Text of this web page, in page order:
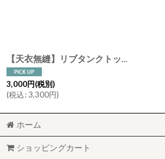
【天衣無縫】リブタンクトップ スーピマコットン オーガニックコットン 日本製 ピンク オフホワイト グレー
3,000円(税別)
(税込: 3,300円)
ホーム
ショッピングカート